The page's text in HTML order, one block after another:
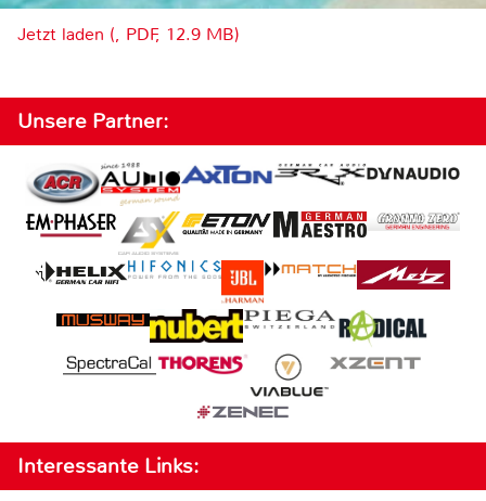
Jetzt laden (, PDF, 12.9 MB)
Unsere Partner:
Interessante Links: